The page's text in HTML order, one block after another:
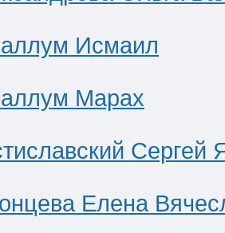
Исмаил
Марах
Сергей
Елена